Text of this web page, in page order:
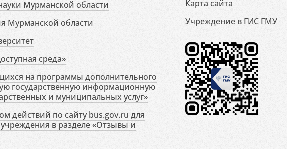
Мурманской области
Мурманской области
среда»
на программы дополнительного
государственную информационную
и муниципальных услуг»
действий по сайту bus.gov.ru для
в разделе «Отзывы и
Карта сайта
Учреждение в ГИС ГМУ